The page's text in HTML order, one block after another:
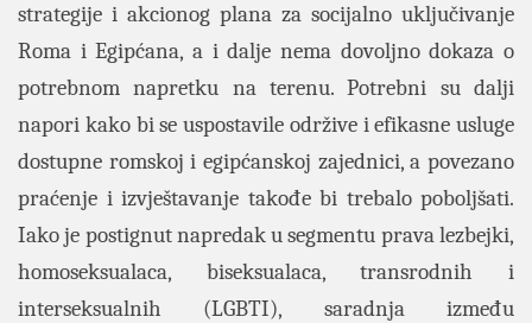
strategije i akcionog plana za socijalno uključivanje
Roma i Egipćana, a i dalje nema dovoljno dokaza o
potrebnom napretku na terenu. Potrebni su dalji
napori kako bi se uspostavile održive i efikasne usluge
dostupne romskoj i egipćanskoj zajednici, a povezano
praćenje i izvještavanje takođe bi trebalo poboljšati.
Iako je postignut napredak u segmentu prava lezbejki,
homoseksualaca, biseksualaca, transrodnih i
interseksualnih (LGBTI), saradnja između